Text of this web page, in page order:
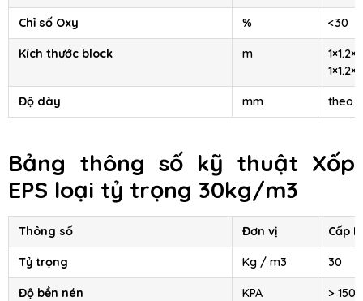
Chỉ số Oxy % <30
Kích thước block m
1×1.2×4
Độ dày mm theo
Bảng thông số kỹ thuật Xốp
EPS loại tỷ trọng 30kg/m3
Thông số Đơn vị Cấp III
Tỷ trọng Kg / m3 30
Độ bền nén KPA > 150